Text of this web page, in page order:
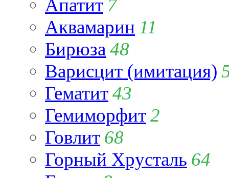
Апатит 7
Аквамарин 11
Бирюза 48
Варисцит (имитация)
Гематит43
Гемиморфит2
Говлит 68
Горный Хрусталь 64